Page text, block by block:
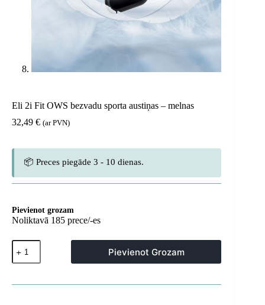
Eli 2i Fit OWS bezvadu sporta austiņas – melnas
32,49 € (ar PVN)
📦 Preces piegāde 3 - 10 dienas.
Pievienot grozam
Noliktavā 185 prece/-es
Eli
2i
Fit
bezvadu
Pievienot Grozam